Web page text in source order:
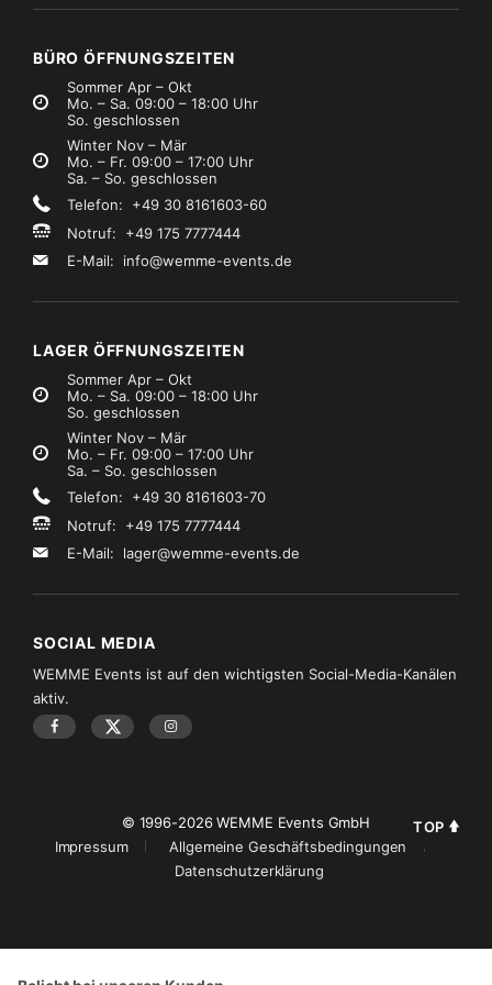
MwSt.)
(zzgl. MwSt.)
BÜRO ÖFFNUNGSZEITEN
Sommer Apr – Okt
Mo. – Sa. 09:00 – 18:00 Uhr
So. geschlossen
Winter Nov – Mär
Mo. – Fr. 09:00 – 17:00 Uhr
Sa. – So. geschlossen
Telefon: +49 30 8161603-60
Notruf: +49 175 7777444
E-Mail: info@wemme-events.de
LAGER ÖFFNUNGSZEITEN
Sommer Apr – Okt
Mo. – Sa. 09:00 – 18:00 Uhr
So. geschlossen
Winter Nov – Mär
Mo. – Fr. 09:00 – 17:00 Uhr
Sa. – So. geschlossen
Telefon: +49 30 8161603-70
Notruf: +49 175 7777444
E-Mail: lager@wemme-events.de
SOCIAL MEDIA
WEMME Events ist auf den wichtigsten Social-Media-Kanälen
aktiv.
© 1996-2026 WEMME Events GmbH
Impressum
Allgemeine Geschäftsbedingungen
Datenschutzerklärung
TOP